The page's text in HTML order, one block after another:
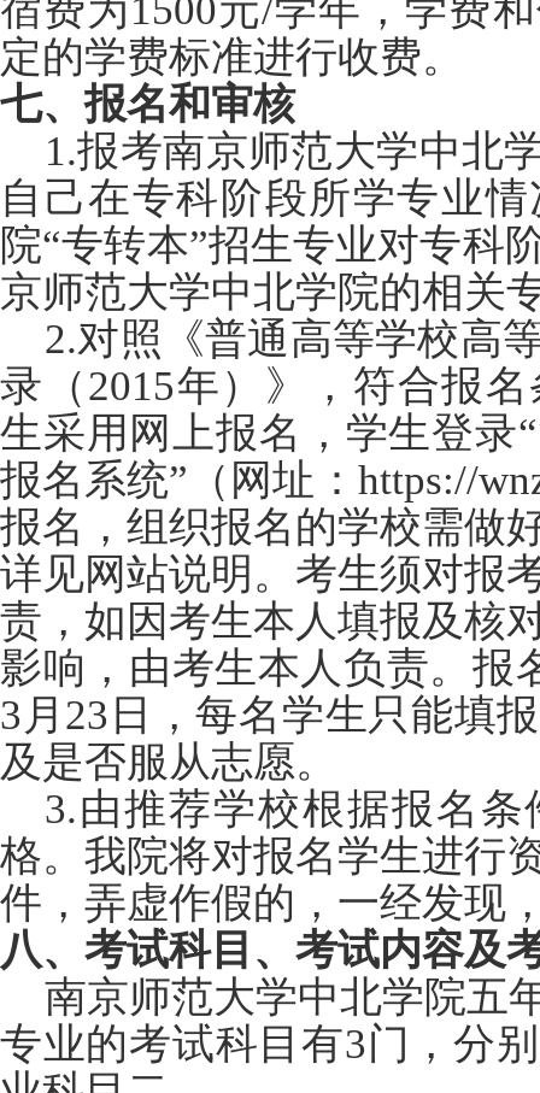
宿费为1500元/学年，学费
定的学费标准进行收费。
七、报名和审核
1.报考南京师范大学中北
自己在专科阶段所学专业
院“专转本”招生专业对专科
京师范大学中北学院的相关
2.对照《普通高等学校高
录（2015年）》，符合报
生采用网上报名，学生登录
报名系统”（网址：https://
报名，组织报名的学校需做
详见网站说明。考生须对报
责，如因考生本人填报及核
影响，由考生本人负责。报
3月23日，每名学生只能填
及是否服从志愿。
3.由推荐学校根据报名
格。我院将对报名学生进行
件，弄虚作假的，一经发现
八、考试科目、考试内容及
南京师范大学中北学院五
专业的考试科目有3门，分